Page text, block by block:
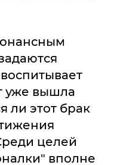
уже вышла
ли этот брак
целей
вполне